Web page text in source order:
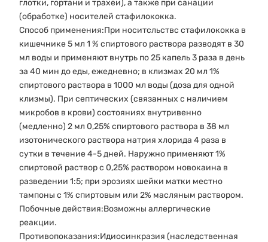
глотки, гортани и трахеи), а также при санации
(обработке) носителей стафилококка.
Способ применения:При носитсльствс стафилококка в
кишечнике 5 мл 1 % спиртового раствора разводят в 30
мл воды и применяют внутрь по 25 капель 3 раза в день
за 40 мин до еды, ежедневно; в клизмах 20 мл 1%
спиртового раствора в 1000 мл воды (доза для одной
клизмы). При септических (связанных с наличием
микробов в крови) состояниях внутривенно
(медленно) 2 мл 0,25% спиртового раствора в 38 мл
изотонического раствора натрия хлорида 4 раза в
сутки в течение 4-5 дней. Наружно применяют 1%
спиртовой раствор с 0,25% раствором новокаина в
разведении 1:5; при эрозиях шейки матки местно
тампоны с 1% спиртовым или 2% масляным раствором.
Побочные действия:Возможны аллергические
реакции.
Противопоказания:Идиосинкразия (наследственная